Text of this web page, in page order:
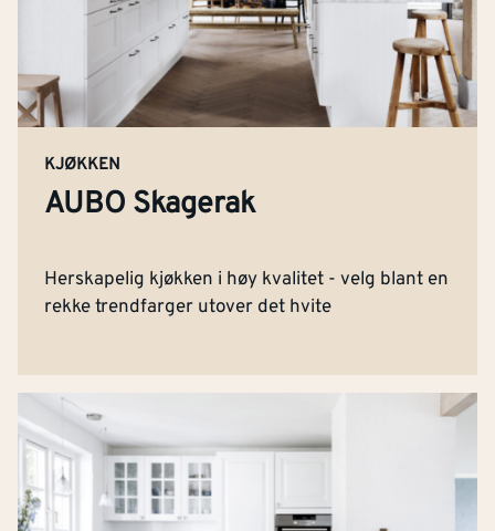
KJØKKEN
AUBO Skagerak
Herskapelig kjøkken i høy kvalitet - velg blant en
rekke trendfarger utover det hvite